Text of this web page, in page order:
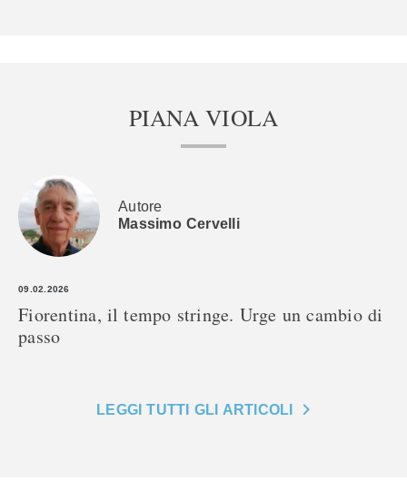
PIANA VIOLA
Autore
Massimo Cervelli
09.02.2026
Fiorentina, il tempo stringe. Urge un cambio di
passo
LEGGI TUTTI GLI ARTICOLI